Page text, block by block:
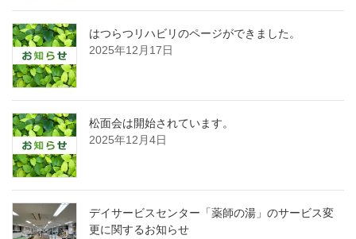
はつらつリハビリのページができました。
2025年12月17日
松面会は開始されています。
2025年12月4日
デイサービスセンター「薬師の湯」のサービス変
更に関するお知らせ